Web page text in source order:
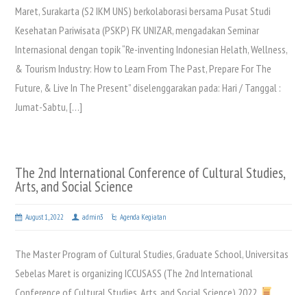
Maret, Surakarta (S2 IKM UNS) berkolaborasi bersama Pusat Studi
Kesehatan Pariwisata (PSKP) FK UNIZAR, mengadakan Seminar
Internasional dengan topik “Re-inventing Indonesian Helath, Wellness,
& Tourism Industry: How to Learn From The Past, Prepare For The
Future, & Live In The Present” diselenggarakan pada: Hari / Tanggal :
Jumat-Sabtu, […]
The 2nd International Conference of Cultural Studies,
Arts, and Social Science
August 1, 2022 admin3 Agenda Kegiatan
The Master Program of Cultural Studies, Graduate School, Universitas
Sebelas Maret is organizing ICCUSASS (The 2nd International
Conference of Cultural Studies, Arts, and Social Science) 2022